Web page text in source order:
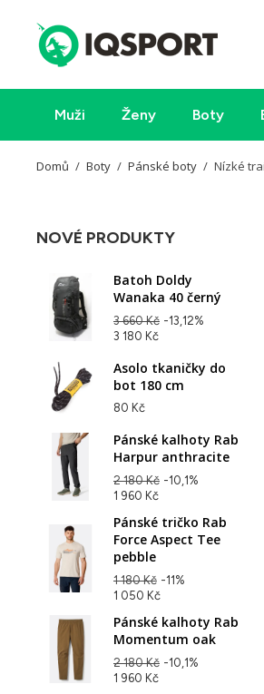
Muži Ženy Boty
Domů Boty Pánské boty Nízké
NOVÉ PRODUKTY
Batoh Doldy
Wanaka 40 černý
3 660 Kč -13,12%
3 180 Kč
Asolo tkaničky do
bot 180 cm
80 Kč
Pánské kalhoty Rab
Harpur anthracite
2 180 Kč -10,1%
1 960 Kč
Pánské tričko Rab
Force Aspect Tee
pebble
1 180 Kč -11%
1 050 Kč
Pánské kalhoty Rab
Momentum oak
2 180 Kč -10,1%
1 960 Kč